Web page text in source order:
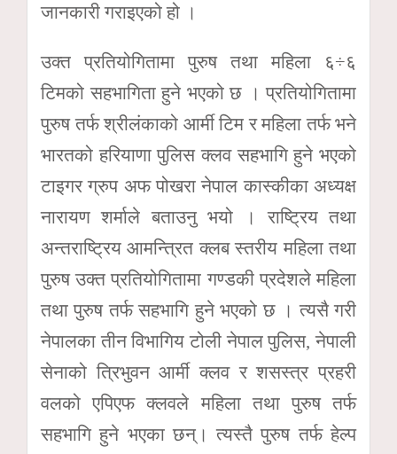
जानकारी गराइएको हो ।
उक्त प्रतियोगितामा पुरुष तथा महिला ६÷६
टिमको सहभागिता हुने भएको छ । प्रतियोगितामा
पुरुष तर्फ श्रीलंकाको आर्मी टिम र महिला तर्फ भने
भारतको हरियाणा पुलिस क्लव सहभागि हुने भएको
टाइगर ग्रुप अफ पोखरा नेपाल कास्कीका अध्यक्ष
नारायण शर्माले बताउनु भयो । राष्ट्रिय तथा
अन्तराष्ट्रिय आमन्त्रित क्लब स्तरीय महिला तथा
पुरुष उक्त प्रतियोगितामा गण्डकी प्रदेशले महिला
तथा पुरुष तर्फ सहभागि हुने भएको छ । त्यसै गरी
नेपालका तीन विभागिय टोली नेपाल पुलिस, नेपाली
सेनाको त्रिभुवन आर्मी क्लव र शसस्त्र प्रहरी
वलको एपिएफ क्लवले महिला तथा पुरुष तर्फ
सहभागि हुने भएका छन्। त्यस्तै पुरुष तर्फ हेल्प